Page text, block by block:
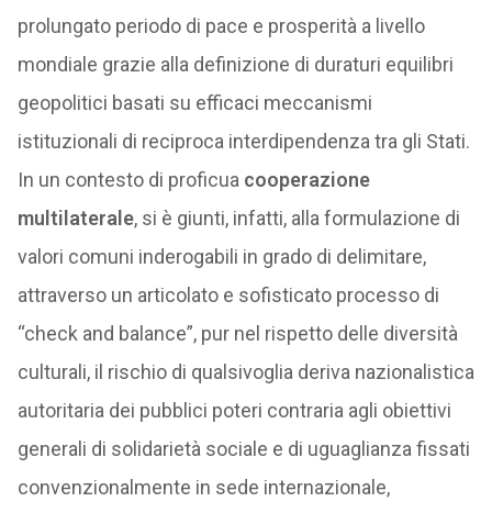
prolungato periodo di pace e prosperità a livello
mondiale grazie alla definizione di duraturi equilibri
geopolitici basati su efficaci meccanismi
istituzionali di reciproca interdipendenza tra gli Stati.
In un contesto di proficua cooperazione
multilaterale, si è giunti, infatti, alla formulazione di
valori comuni inderogabili in grado di delimitare,
attraverso un articolato e sofisticato processo di
“check and balance”, pur nel rispetto delle diversità
culturali, il rischio di qualsivoglia deriva nazionalistica
autoritaria dei pubblici poteri contraria agli obiettivi
generali di solidarietà sociale e di uguaglianza fissati
convenzionalmente in sede internazionale,